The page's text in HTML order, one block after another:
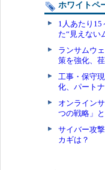
ホワイトペ
1人あたり
た“見えない
ランサムウ
策を強化、
工事・保守
化、パート
オンライン
つの戦略」
サイバー攻
カギは？